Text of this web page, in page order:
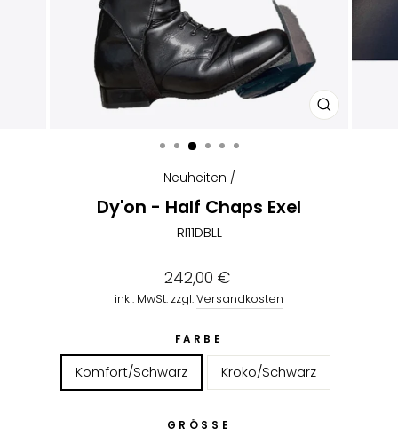
Neuheiten /
Dy'on - Half Chaps Exel
RI11DBLL
Normaler
Preis
242,00 €
inkl. MwSt. zzgl.Versandkosten
FARBE
Komfort/Schwarz Kroko/Schwarz
GRÖSSE